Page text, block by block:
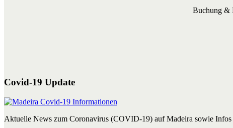
Buchung &
Covid-19 Update
Aktuelle News zum Coronavirus (COVID-19) auf Madeira sowie